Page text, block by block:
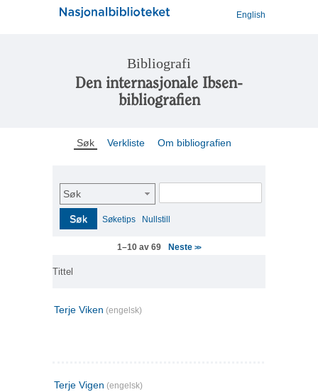
English
Bibliografi
Den internasjonale Ibsen-
bibliografien
Søk Verkliste Om bibliografien
Søk
Søk Søketips Nullstill
1–10 av 69 Neste>>
Tittel
Terje Viken (engelsk)
Terje Vigen (engelsk)